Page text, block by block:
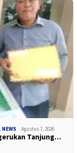
, NEWS Agustus 7, 2026
Tanjung…